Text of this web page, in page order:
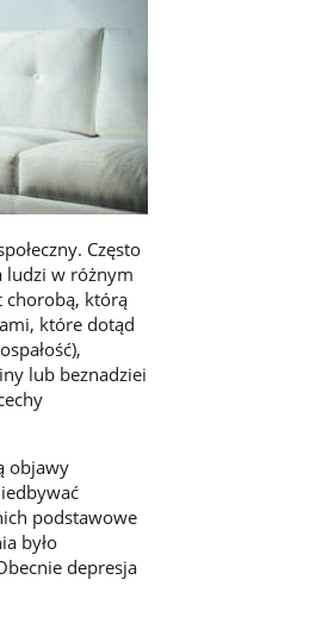
Często
ludzi w różnym
chorobą, którą
które dotąd
lub beznadziei
objawy
podstawowe
było
depresja